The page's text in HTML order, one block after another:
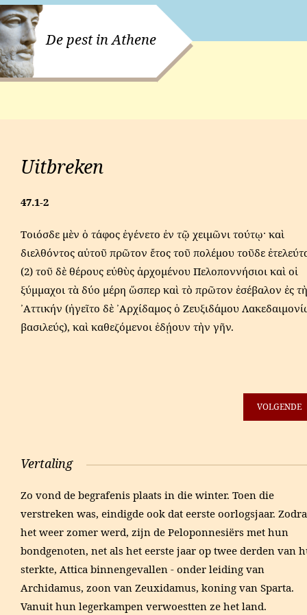
De pest in Athene
Uitbreken
47.1-2
Τοιόσδε μὲν ὁ τάφος ἐγένετο ἐν τῷ χειμῶνι τούτῳ· καὶ
διελθόντος αὐτοῦ πρῶτον ἔτος τοῦ πολέμου τοῦδε
(2) τοῦ δὲ θέρους εὐθὺς ἀρχομένου Πελοποννήσιοι καὶ οἱ
ξύμμαχοι τὰ δύο μέρη ὥσπερ καὶ τὸ πρῶτον ἐσέβαλον ἐς
᾿Αττικήν (ἡγεῖτο δὲ ᾿Αρχίδαμος ὁ Ζευξιδάμου
βασιλεύς), καὶ καθεζόμενοι ἐδῄουν τὴν γῆν.
VOLGENDE
Vertaling
Zo vond de begrafenis plaats in die winter. Toen die
verstreken was, eindigde ook dat eerste oorlogsjaar. Zodra
het weer zomer werd, zijn de Peloponnesiërs met hun
bondgenoten, net als het eerste jaar op twee derden van
sterkte, Attica binnengevallen - onder leiding van
Archidamus, zoon van Zeuxidamus, koning van Sparta.
Vanuit hun legerkampen verwoestten ze het land.